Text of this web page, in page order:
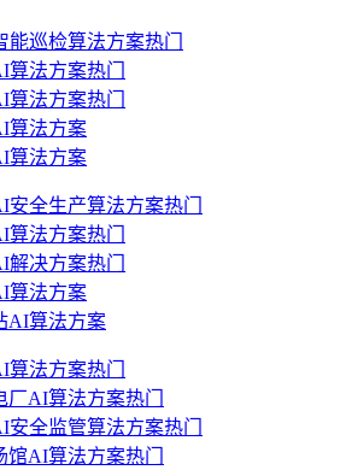
能巡检算法方案热门
算法方案热门
算法方案热门
算法方案
算法方案
安全生产算法方案热门
算法方案热门
解决方案热门
算法方案
AI算法方案
算法方案热门
厂AI算法方案热门
安全监管算法方案热门
馆AI算法方案热门